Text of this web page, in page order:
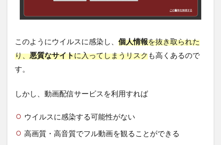
このようにウイルスに感染し、 個人情報を抜き取られた
り、悪質なサイトに入ってしまうリスクも高くあるので
す。
しかし、動画配信サービスを利用すれば
ウイルスに感染する可能性がない
高画質・高音質でフル動画を観ることができる